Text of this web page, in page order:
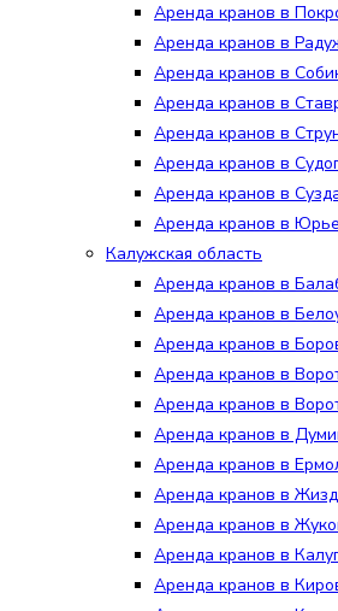
Аренда кранов в
Аренда кранов в
Аренда кранов в
Аренда кранов в
Аренда кранов в
Аренда кранов в
Аренда кранов в
Аренда кранов в
Калужская область
Аренда кранов в
Аренда кранов в
Аренда кранов в
Аренда кранов в
Аренда кранов в
Аренда кранов в
Аренда кранов в
Аренда кранов в
Аренда кранов в
Аренда кранов в
Аренда кранов в